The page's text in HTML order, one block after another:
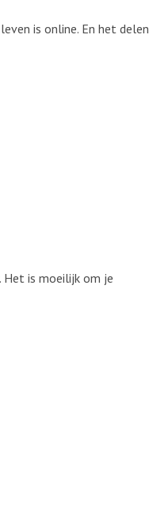
is online. En het delen
Het is moeilijk om je